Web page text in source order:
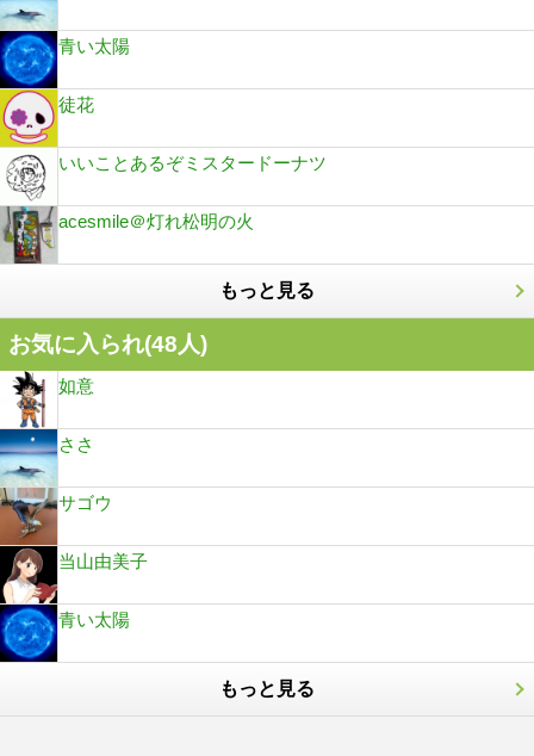
青い太陽
徒花
いいことあるぞミスタードーナツ
acesmile＠灯れ松明の火
もっと見る
お気に入られ(48人)
如意
ささ
サゴウ
当山由美子
青い太陽
もっと見る